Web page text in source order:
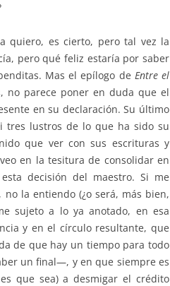
quiero, es cierto, pero tal vez la
pero qué feliz estaría por saber
Mas el epílogo de Entre el
no parece poner en duda que el
en su declaración. Su último
tres lustros de lo que ha sido su
que ver con sus escrituras y
en la tesitura de consolidar en
decisión del maestro. Si me
la entiendo (¿o será, más bien,
sujeto a lo ya anotado, en esa
y en el círculo resultante, que
de que hay un tiempo para todo
un final—, y en que siempre es
que sea) a desmigar el crédito